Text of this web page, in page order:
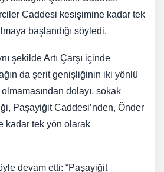
Caddesi kesişimine kadar tek
başlandığı söyledi.
şekilde Artı Çarşı içinde
da şerit genişliğinin iki yönlü
dolayı, sokak
Paşayiğit Caddesi’nden, Önder
kadar tek yön olarak
devam etti: “Paşayiğit